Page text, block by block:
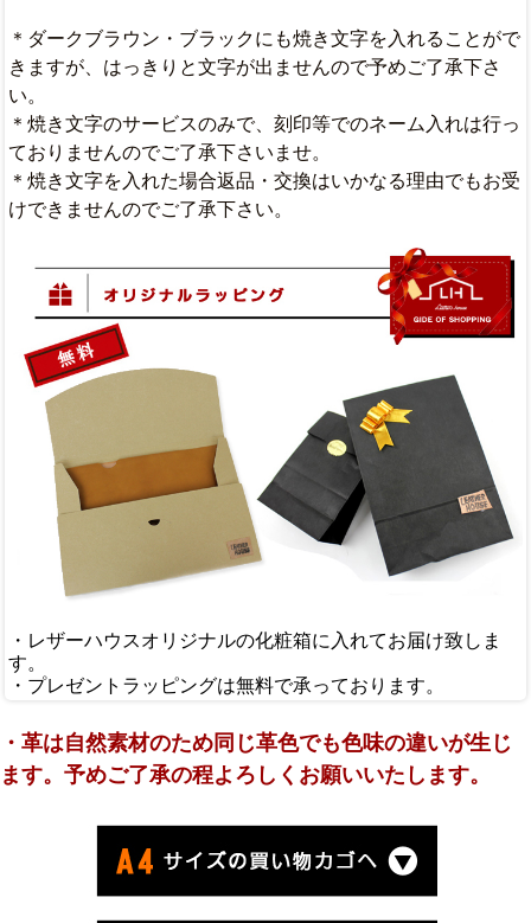
＊ダークブラウン・ブラックにも焼き文字を入れることがで
きますが、はっきりと文字が出ませんので予めご了承下さ
い。
＊焼き文字のサービスのみで、刻印等でのネーム入れは行っ
ておりませんのでご了承下さいませ。
＊焼き文字を入れた場合返品・交換はいかなる理由でもお受
けできませんのでご了承下さい。
・レザーハウスオリジナルの化粧箱に入れてお届け致しま
す。
・プレゼントラッピングは無料で承っております。
・革は自然素材のため同じ革色でも色味の違いが生じ
ます。予めご了承の程よろしくお願いいたします。